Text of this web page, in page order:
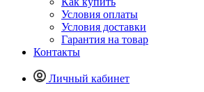
Условия оплаты
Условия доставки
Гарантия на товар
Контакты
Личный кабинет